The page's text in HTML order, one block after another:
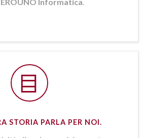
STORIA PARLA PER NOI.